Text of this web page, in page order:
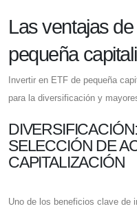
Las ventajas
pequeña
Invertir en ETF de pequeña
para la diversificación y
SELECCIÓN DE
CAPITALIZACIÓN
Uno de los beneficios clave de